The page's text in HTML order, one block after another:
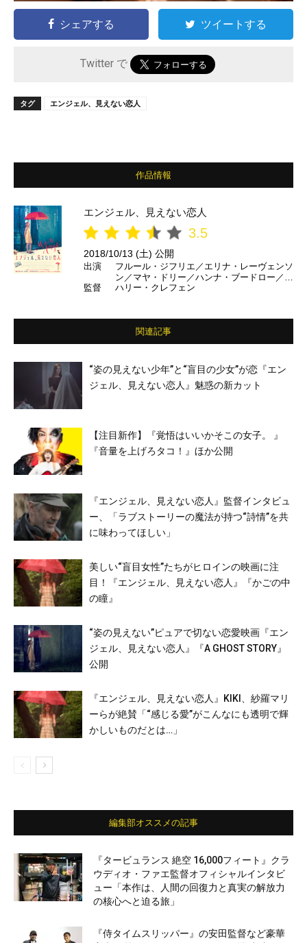
シェアする ツイートする
Twitter で
タグ エンジェル、見えない恋人
作品情報
エンジェル、見えない恋人
3.5
2018/10/13 (土) 公開
出演
フルール・ジフリエ／エリナ・レーヴェンソ
ン／マヤ・ドリー／ハンナ・ブードロー／フ
ランソワ・ヴァンサンテッリ ほか
監督 ハリー・クレフェン
関連記事
“姿の見えない少年”と“盲目の少女”が恋『エン
ジェル、見えない恋人』魅惑の新カット
【注目新作】『覚悟はいいかそこの女子。 』
『音量を上げろタコ！』ほか公開
『エンジェル、見えない恋人』監督インタビュ
ー、「ラブストーリーの魔法が持つ“詩情”を共
に味わってほしい」
美しい“盲目女性”たちがヒロインの映画に注
目！『エンジェル、見えない恋人』『かごの中
の瞳』
“姿の見えない”ピュアで切ない恋愛映画『エン
ジェル、見えない恋人』『A GHOST STORY』
公開
『エンジェル、見えない恋人』KIKI、紗羅マリ
ーらが絶賛「“感じる愛”がこんなにも透明で輝
かしいものだとは…」
編集部オススメの記事
『タービュランス 絶空 16,000フィート』クラ
ウディオ・ファエ監督オフィシャルインタビ
ュー「本作は、人間の回復力と真実の解放力
の核心へと迫る旅」
『侍タイムスリッパー』の安田監督など豪華